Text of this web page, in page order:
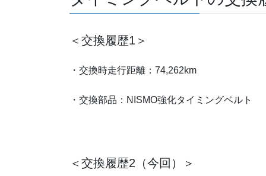
＜交換履歴1＞
・交換時走行距離：74,262km
・交換部品：NISMO強化タイミングベルト
＜交換履歴2（今回）＞